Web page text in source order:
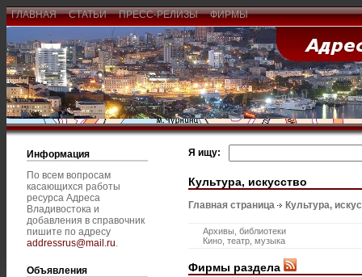
ГЛАВНАЯ СТАТЬИ ПРЕСС-РЕЛИЗЫ ФИРМЫ
Информация
По всем вопросам
касающихся работы
ресурса Адреса
Владивостока и
добавления в справочник
пишите по адресу
addressrus@mail.ru.
Объявления
Я ищу:
Культура, искусство
Главная страница Культура,
Архивы, библиотеки
Кино, театр, музыка
Фирмы раздела